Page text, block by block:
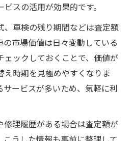
スの活用が効果的です。
、車検の残り期間などは査定額
の市場価値は日々変動している
ェックしておくことで、価値が
時期を見極めやすくなりま
サービスが多いため、気軽に利
修理履歴がある場合は査定額が